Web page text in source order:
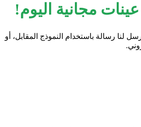
مجانية اليوم!
لنا رسالة باستخدام النموذج المقابل، أو